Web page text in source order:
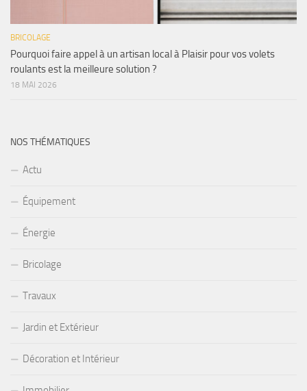
BRICOLAGE
Pourquoi faire appel à un artisan local à Plaisir pour vos volets
roulants est la meilleure solution ?
18 MAI 2026
NOS THÉMATIQUES
Actu
Équipement
Énergie
Bricolage
Travaux
Jardin et Extérieur
Décoration et Intérieur